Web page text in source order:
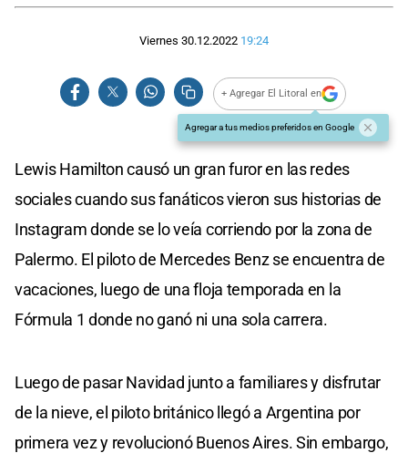
Viernes 30.12.2022 19:24
+ Agregar El Litoral en
Agregar a tus medios preferidos en Google
Lewis Hamilton causó un gran furor en las redes
sociales cuando sus fanáticos vieron sus historias de
Instagram donde se lo veía corriendo por la zona de
Palermo. El piloto de Mercedes Benz se encuentra de
vacaciones, luego de una floja temporada en la
Fórmula 1 donde no ganó ni una sola carrera.
Luego de pasar Navidad junto a familiares y disfrutar
de la nieve, el piloto británico llegó a Argentina por
primera vez y revolucionó Buenos Aires. Sin embargo,